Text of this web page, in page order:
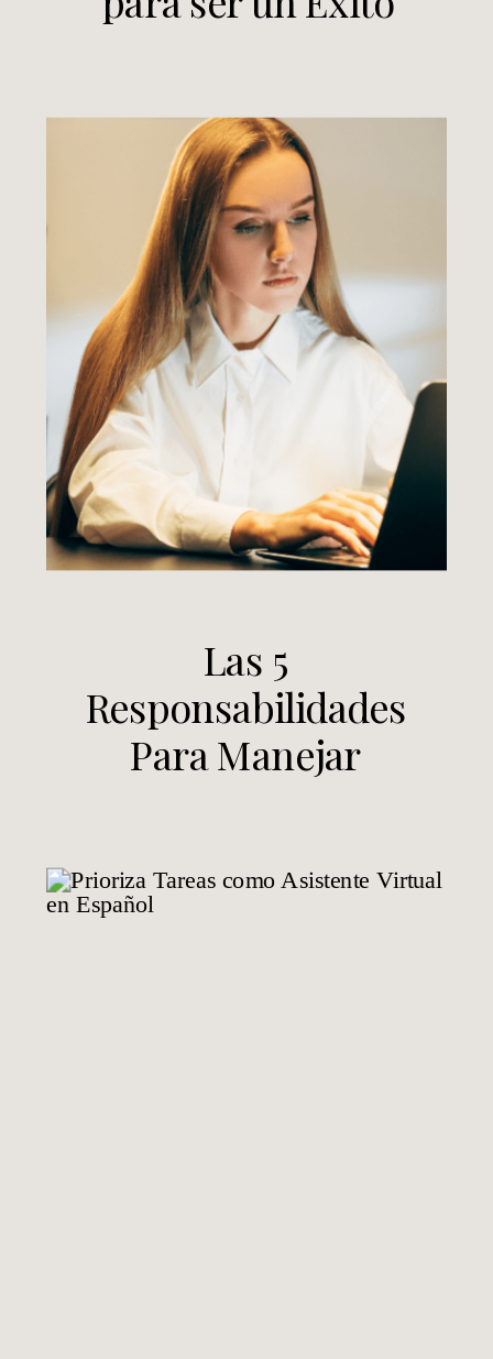
Las 5
Responsabilidades
Para Manejar
Remoto